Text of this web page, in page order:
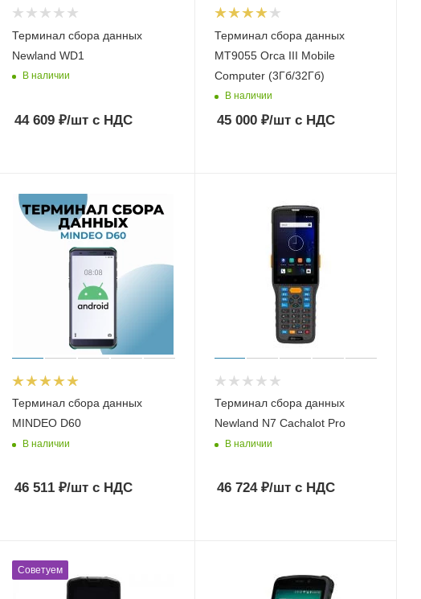
Терминал сбора данных
Newland WD1
В наличии
44 609 ₽/шт с НДС
Терминал сбора данных
MT9055 Orca III Mobile
Computer (3Гб/32Гб)
В наличии
45 000₽/штс НДС
Терминал сбора данных
MINDEO D60
В наличии
46 511 ₽/шт с НДС
Терминал сбора данных
Newland N7 Cachalot Pro
В наличии
46 724₽/штс НДС
Советуем